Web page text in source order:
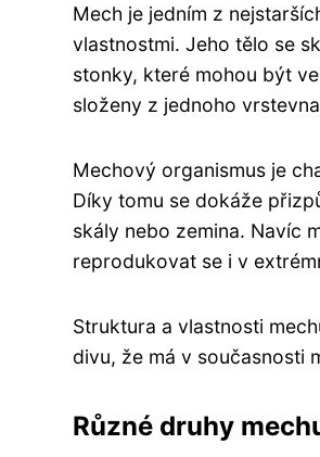
Mech je jedním z
vlastnostmi. Jeho tělo se
stonky, které mohou být
složeny z jednoho
Mechový organismus je
Díky tomu se dokáže
skály nebo zemina. Navíc
reprodukovat se i v
Struktura a vlastnosti
divu, že má v současnosti
Různé druhy